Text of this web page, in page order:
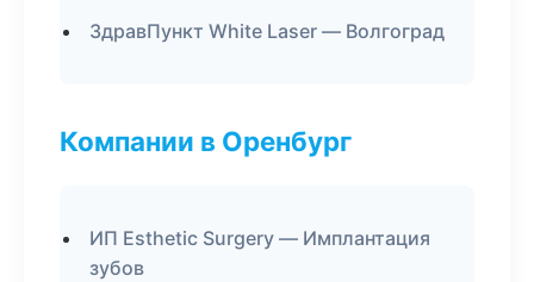
ЗдравПункт White Laser — Волгоград
Компании в Оренбург
ИП Esthetic Surgery — Имплантация
зубов